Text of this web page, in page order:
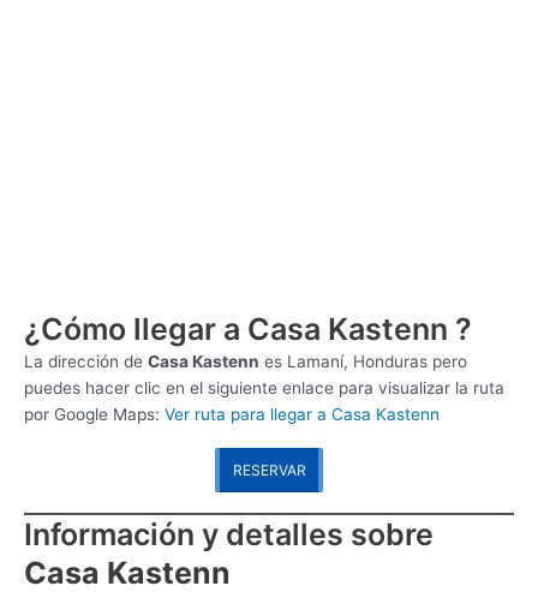
¿Cómo llegar a Casa Kastenn ?
La dirección de Casa Kastenn es Lamaní, Honduras pero
puedes hacer clic en el siguiente enlace para visualizar la ruta
por Google Maps: Ver ruta para llegar a Casa Kastenn
RESERVAR
Información y detalles sobre
Casa Kastenn